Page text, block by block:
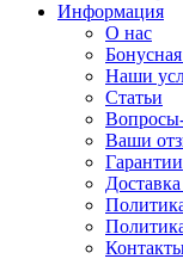
Информация
О нас
Наши
Статьи
Ваши
Гарантии